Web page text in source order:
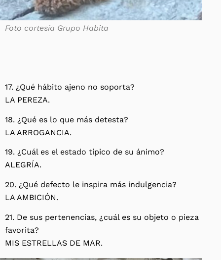
Foto cortesía Grupo Habita
17. ¿Qué hábito ajeno no soporta?
LA PEREZA.
18. ¿Qué es lo que más detesta?
LA ARROGANCIA.
19. ¿Cuál es el estado típico de su ánimo?
ALEGRÍA.
20. ¿Qué defecto le inspira más indulgencia?
LA AMBICIÓN.
21. De sus pertenencias, ¿cuál es su objeto o pieza
favorita?
MIS ESTRELLAS DE MAR.